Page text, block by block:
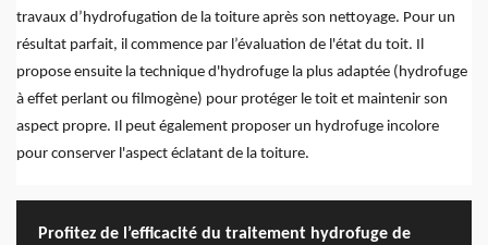
travaux d’hydrofugation de la toiture après son nettoyage. Pour un
résultat parfait, il commence par l’évaluation de l'état du toit. Il
propose ensuite la technique d'hydrofuge la plus adaptée (hydrofuge
à effet perlant ou filmogène) pour protéger le toit et maintenir son
aspect propre. Il peut également proposer un hydrofuge incolore
pour conserver l'aspect éclatant de la toiture.
Profitez de l’efficacité du traitement hydrofuge de